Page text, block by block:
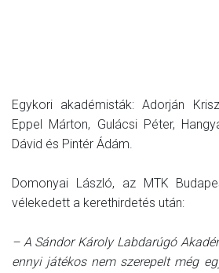
Egykori akadémisták: Adorján
Eppel Márton, Gulácsi Péter,
Dávid és Pintér Ádám.
Domonyai László, az MTK
vélekedett a kerethirdetés után:
– A Sándor Károly Labdarúgó
ennyi játékos nem szerepelt még